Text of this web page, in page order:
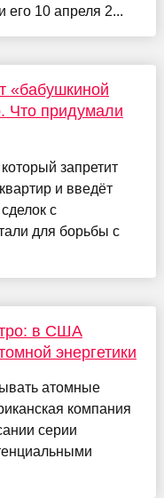
его 10 апреля 2...
«бабушкиной
Что придумали
запретит
и введёт
с
для борьбы с
в США
энергетики
атомные
компания
серии